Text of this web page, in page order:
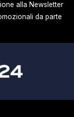
alla Newsletter
da parte